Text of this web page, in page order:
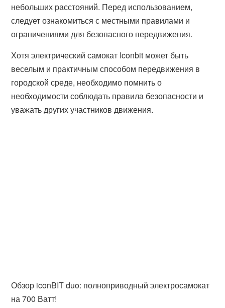
небольших расстояний. Перед использованием,
следует ознакомиться с местными правилами и
ограничениями для безопасного передвижения.
Хотя электрический самокат Iconbit может быть
веселым и практичным способом передвижения в
городской среде, необходимо помнить о
необходимости соблюдать правила безопасности и
уважать других участников движения.
Обзор iconBIT duo: полноприводный электросамокат
на 700 Ватт!